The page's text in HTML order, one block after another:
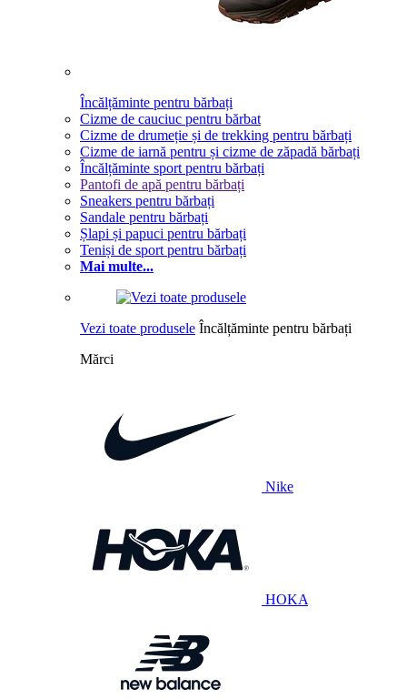
Încălțăminte pentru bărbați
Cizme de cauciuc pentru bărbat
Cizme de drumeție și de trekking pentru bărbați
Cizme de iarnă pentru și cizme de zăpadă bărbați
Încălțăminte sport pentru bărbați
Pantofi de apă pentru bărbați
Sneakers pentru bărbați
Sandale pentru bărbați
Șlapi și papuci pentru bărbați
Teniși de sport pentru bărbați
Mai multe...
Vezi toate produsele Încălțăminte pentru bărbați
Mărci
Nike
HOKA